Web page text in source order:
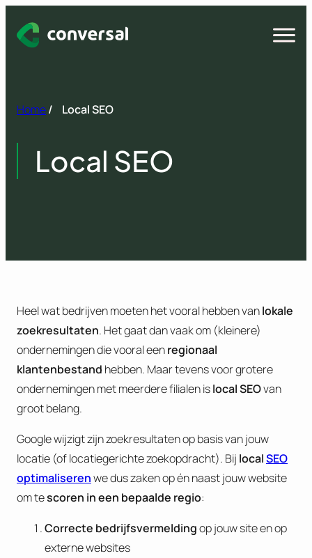
naar
Open
Home/ Local SEO
Local SEO
Heel wat bedrijven moeten het vooral hebben vanlokale
zoekresultaten. Het gaat dan vaak om (kleinere)
ondernemingen die vooral eenregionaal
klantenbestand hebben. Maar tevens voor grotere
ondernemingen met meerdere filialen islocal SEOvan
groot belang.
Google wijzigt zijn zoekresultaten op basis van jouw
locatie (of locatiegerichte zoekopdracht). Bij localSEO
optimaliserenwe dus zaken op én naast jouw website
om tescoren in een bepaalde regio:
Correcte bedrijfsvermeldingop jouw site en op
externe websites